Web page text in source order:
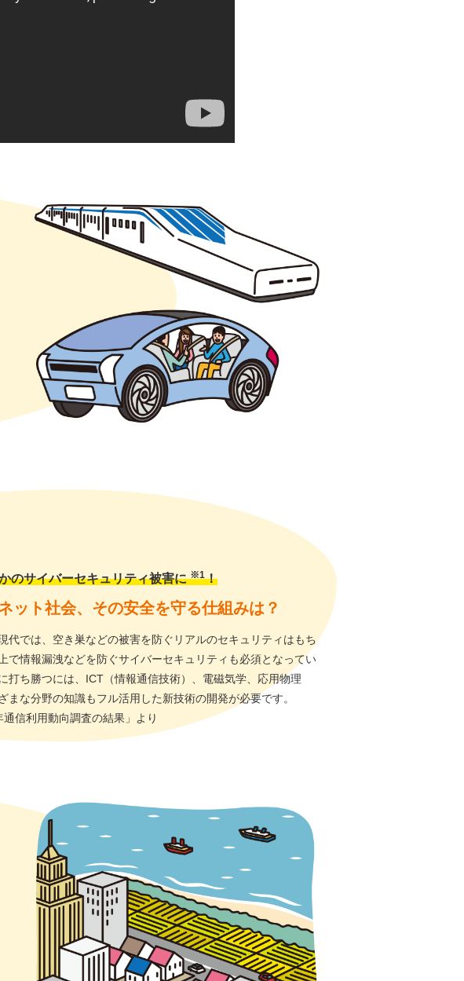
のサイバーセキュリティ被害に※1！
ット社会、その安全を守る仕組みは？
代では、空き巣などの被害を防ぐリアルのセキュリティはもち
で情報漏洩などを防ぐサイバーセキュリティも必須となってい
打ち勝つには、ICT（情報通信技術）、電磁気学、応用物理
まな分野の知識もフル活用した新技術の開発が必要です。
信利用動向調査の結果」より